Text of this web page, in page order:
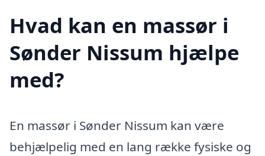
Hvad kan en massør i
Sønder Nissum hjælpe
med?
En massør i Sønder Nissum kan være
behjælpelig med en lang række fysiske og